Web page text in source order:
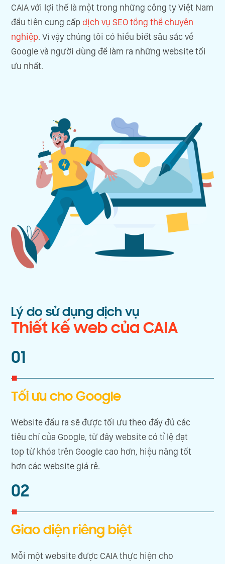
CAIA với lợi thế là một trong những công ty Việt Nam
đầu tiên cung cấp dịch vụ SEO tổng thể chuyên
nghiệp. Vì vậy chúng tôi có hiểu biết sâu sắc về
Google và người dùng để làm ra những website tối
ưu nhất.
Lý do sử dụng dịch vụ
Thiết kế web của CAIA
01
Tối ưu cho Google
Website đầu ra sẽ được tối ưu theo đầy đủ các
tiêu chí của Google, từ đây website có tỉ lệ đạt
top từ khóa trên Google cao hơn, hiệu năng tốt
hơn các website giá rẻ.
02
Giao diện riêng biệt
Mỗi một website được CAIA thực hiện cho